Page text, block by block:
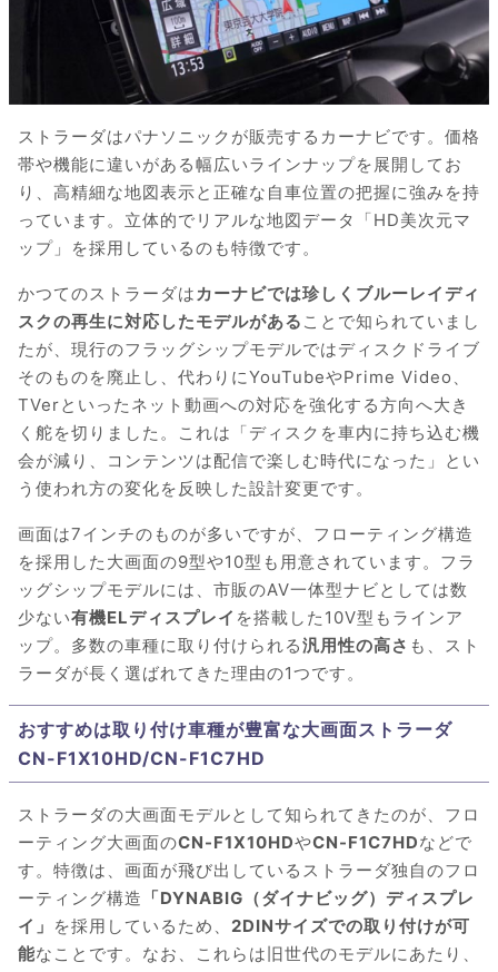
ストラーダはパナソニックが販売するカーナビです。価格
帯や機能に違いがある幅広いラインナップを展開してお
り、高精細な地図表示と正確な自車位置の把握に強みを持
っています。立体的でリアルな地図データ「HD美次元マ
ップ」を採用しているのも特徴です。
かつてのストラーダはカーナビでは珍しくブルーレイディ
スクの再生に対応したモデルがある ことで知られていまし
たが、現行のフラッグシップモデルではディスクドライブ
そのものを廃止し、代わりにYouTubeやPrime Video、
TVerといったネット動画への対応を強化する方向へ大き
く舵を切りました。これは「ディスクを車内に持ち込む機
会が減り、コンテンツは配信で楽しむ時代になった」とい
う使われ方の変化を反映した設計変更です。
画面は7インチのものが多いですが、フローティング構造
を採用した大画面の9型や10型も用意されています。フラ
ッグシップモデルには、市販のAV一体型ナビとしては数
少ない有機ELディスプレイ を搭載した10V型もラインア
ップ。多数の車種に取り付けられる汎用性の高さ も、スト
ラーダが長く選ばれてきた理由の1つです。
おすすめは取り付け車種が豊富な大画面ストラーダ
CN-F1X10HD/CN-F1C7HD
ストラーダの大画面モデルとして知られてきたのが、フロ
ーティング大画面のCN-F1X10HDやCN-F1C7HDなどで
す。特徴は、画面が飛び出しているストラーダ独自のフロ
ーティング構造 「DYNABIG（ダイナビッグ）ディスプレ
イ」 を採用しているため、 2DINサイズでの取り付けが可
能なことです。なお、これらは旧世代のモデルにあたり、